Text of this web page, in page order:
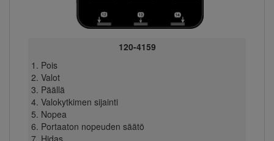
120-4159
Pois
Valot
Päällä
Valokytkimen sijainti
Nopea
Portaaton nopeuden säätö
Hidas